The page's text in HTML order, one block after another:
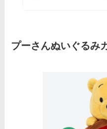
プーさんぬいぐるみ